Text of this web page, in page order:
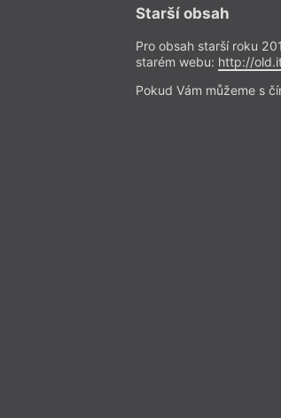
– Recenze
Z čísla 5/2020
Starší obsah
Pro obsah starší roku
starém webu: http://
Pokud Vám můžeme s